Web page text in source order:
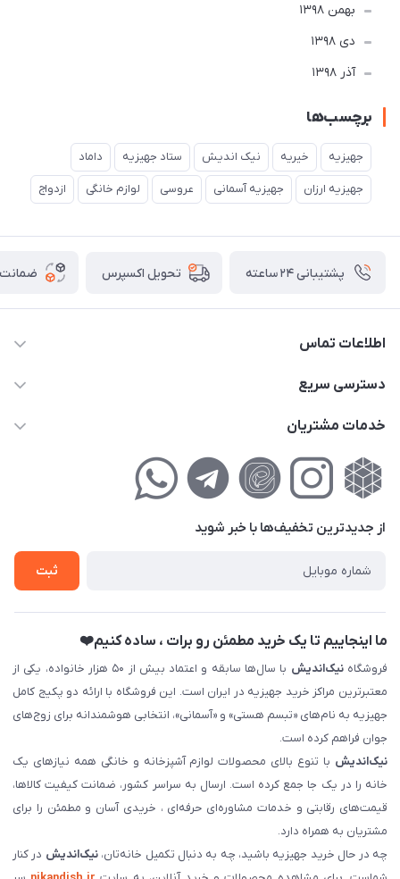
بهمن 1398
دی 1398
آذر 1398
برچسب‌ها
جهیزیه خیریه نیک اندیش ستاد جهیزیه داماد
جهیزیه ارزان جهیزیه آسمانی عروسی لوازم خانگی ازدواج
پشتیبانی ۲۴ ساعته تحویل اکسپرس ضمانت
اطلاعات تماس
02177111474
کوچه گلریز 4 غربی ، پلاک 13
دسترسی سریع
حساب کاربری
لیست محصولات
خدمات مشتریان
راهنمای‌خرید‌آنلاین
حریم خصوصی
فروش‌اقساطی
از جدید‌ترین تخفیف‌ها با‌ خبر شوید
ثبت
ما اینجاییم تا یک خرید مطمئن رو برات ، ساده کنیم❤️
فروشگاهنیک‌اندیش
با سال‌ها سابقه و اعتماد بیش از ۵۰ هزار خانواده، یکی از
معتبرترین مراکز خرید جهیزیه در ایران است. این فروشگاه با ارائه دو پکیج کامل
جهیزیه به نام‌های «تبسم هستی» و «آسمانی»، انتخابی هوشمندانه برای زوج‌های
جوان فراهم کرده است.
نیک‌اندیش با تنوع بالای محصولات لوازم آشپزخانه و خانگی همه نیازهای یک
خانه را در یک جا جمع کرده است. ارسال به سراسر کشور، ضمانت کیفیت کالاها،
قیمت‌های رقابتی و خدمات مشاوره‌ای حرفه‌ای ، خریدی آسان و مطمئن را برای
مشتریان به همراه دارد.
چه در حال خرید جهیزیه باشید، چه به دنبال تکمیل خانه‌تان،نیک‌اندیش در کنار